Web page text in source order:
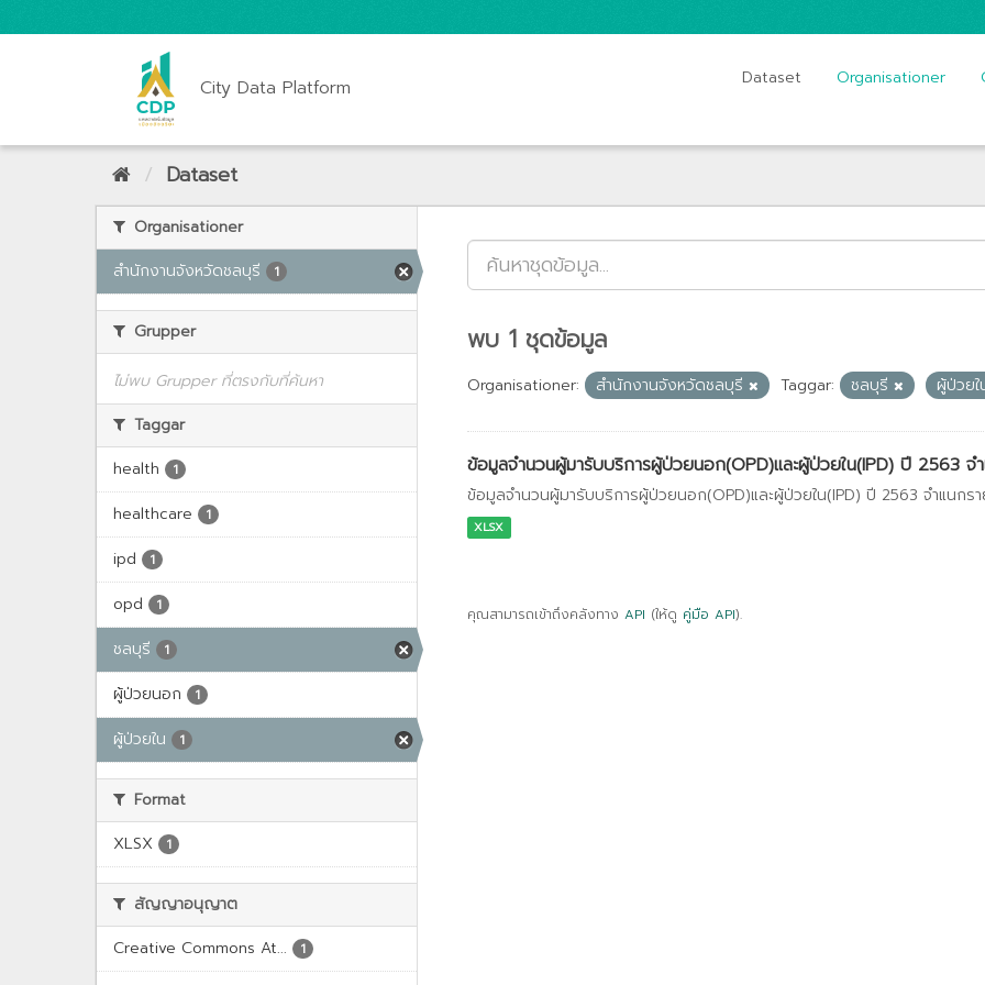
City Data Platform Dataset Organisationer
Dataset
Organisationer
สำนักงานจังหวัดชลบุรี
1
Grupper
ไม่พบ Grupper ที่ตรงกับที่ค้นหา
Taggar
health
1
healthcare 1
ipd 1
opd 1
ชลบุรี 1
ผู้ป่วยนอก 1
ผู้ป่วยใน 1
Format
XLSX
1
สัญญาอนุญาต
Creative Commons At...
1
พบ 1 ชุดข้อมูล
Organisationer: สำนักงานจังหวัดชลบุรี Taggar: ชลบุรี ผู้ป่วยใ
ข้อมูลจำนวนผู้มารับบริการผู้ป่วยนอก(OPD)และผู้ป่วยใน(IPD) ปี 2563 จ
ข้อมูลจำนวนผู้มารับบริการผู้ป่วยนอก(OPD)และผู้ป่วยใน(IPD) ปี 2563 จำแนกร
XLSX
คุณสามารถเข้าถึงคลังทาง API (ให้ดู คู่มือ API).